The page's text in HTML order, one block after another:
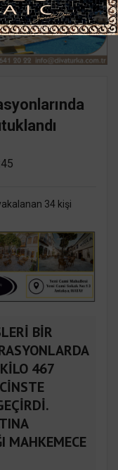
BİR
467
MAHKEMECE